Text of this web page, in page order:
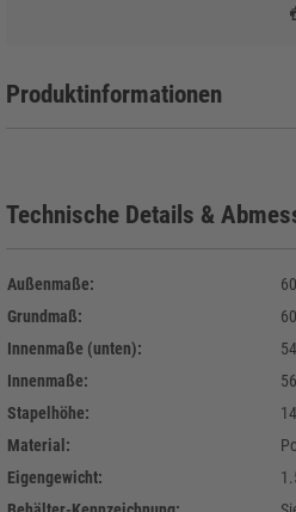
Produktinformationen
Technische Details &
Außenmaße:
Grundmaß:
Innenmaße (unten):
Innenmaße:
Stapelhöhe:
Material:
Eigengewicht: